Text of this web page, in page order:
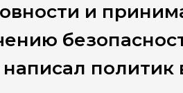
и
политик